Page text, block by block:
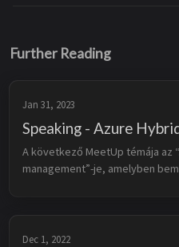
Further Reading
Jan 31, 2023
Speaking - Azure
A következő MeetUp témája az
management”-je, amelyben
Dec 1, 2022